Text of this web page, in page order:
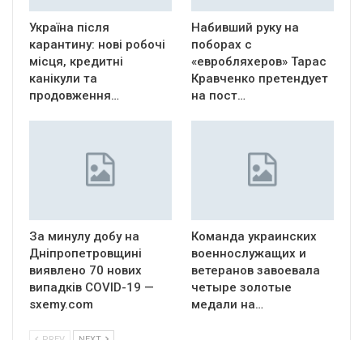
Україна після
карантину: нові робочі
місця, кредитні
канікули та
продовження…
Набивший руку на
поборах с
«евробляхеров» Тарас
Кравченко претендует
на пост…
За минулу добу на
Дніпропетровщині
виявлено 70 нових
випадків COVID-19 —
sxemy.com
Команда украинских
военнослужащих и
ветеранов завоевала
четыре золотые
медали на…